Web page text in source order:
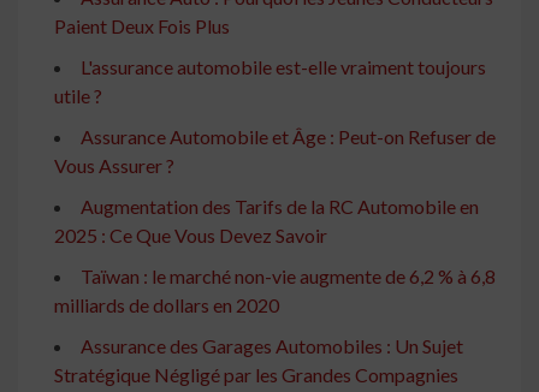
Paient Deux Fois Plus
L'assurance automobile est-elle vraiment toujours
utile ?
Assurance Automobile et Âge : Peut-on Refuser de
Vous Assurer ?
Augmentation des Tarifs de la RC Automobile en
2025 : Ce Que Vous Devez Savoir
Taïwan : le marché non-vie augmente de 6,2 % à 6,8
milliards de dollars en 2020
Assurance des Garages Automobiles : Un Sujet
Stratégique Négligé par les Grandes Compagnies